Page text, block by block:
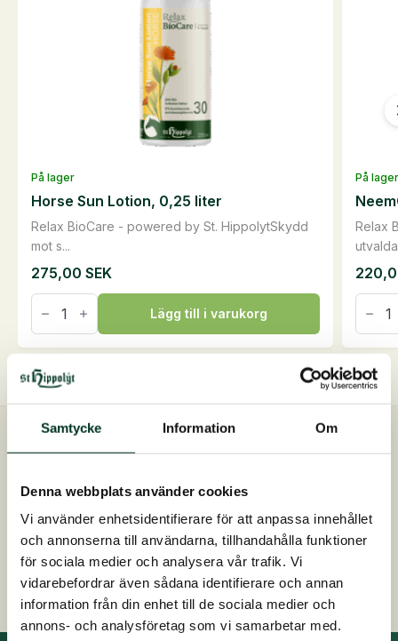
Samtycke Information Om
Denna webbplats använder cookies
Vi använder enhetsidentifierare för att anpassa innehållet
och annonserna till användarna, tillhandahålla funktioner
för sociala medier och analysera vår trafik. Vi
vidarebefordrar även sådana identifierare och annan
information från din enhet till de sociala medier och
annons- och analysföretag som vi samarbetar med.
På lager
Relax BioCare - powered by St. HippolytSkydd
mot s...
Horse Sun Lotion, 0,25 liter
275,00 SEK
Horse
Sun
Lotion,
liter
mängd
Lägg till i varukorg
På lager
Relax
0,5
Snabb leverans
Kontakta oss på 0413 486 100
Snabb, enkel och säker betalning